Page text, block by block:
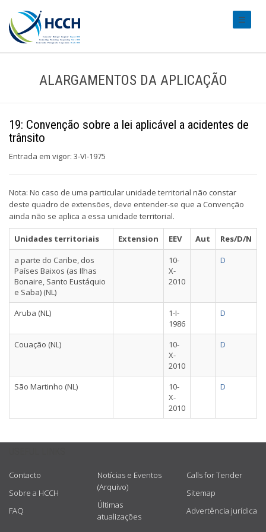
ALARGAMENTOS DA APLICAÇÃO
19: Convenção sobre a lei aplicável a acidentes de
trânsito
Entrada em vigor: 3-VI-1975
Nota: No caso de uma particular unidade territorial não constar
deste quadro de extensões, deve entender-se que a Convenção
ainda não se aplica a essa unidade territorial.
Unidades territoriais Extension EEV Aut
Res/D/N
a parte do Caribe, dos
Países Baixos (as Ilhas
Bonaire, Santo Eustáquio
e Saba) (NL)
10-
X-
2010
D
Aruba (NL)
1-I-
1986
D
Couação (NL)
10-
X-
2010
D
São Martinho (NL)
10-
X-
2010
D
Contacto
Sobre a HCCH
FAQ
Notícias e Eventos
(Arquivo)
Últimas
atualizações
Calls for Tender
Sitemap
Advertência jurídica